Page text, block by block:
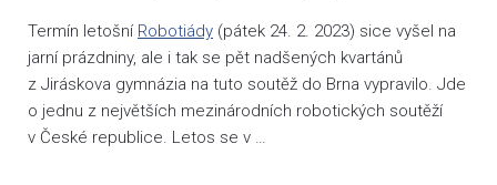
robotiáda
Termín letošní Robotiády (pátek 24. 2. 2023) sice vyšel na
jarní prázdniny, ale i tak se pět nadšených kvartánů
z Jiráskova gymnázia na tuto soutěž do Brna vypravilo. Jde
o jednu z největších mezinárodních robotických soutěží
v České republice. Letos se v …